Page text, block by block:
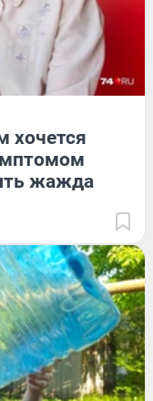
хочется
жажда